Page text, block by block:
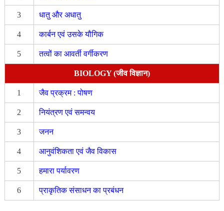
3 धातु और अधातु
4 कार्बन एवं उसके यौगिक
5 तत्वों का आवर्ती वर्गीकरण
BIOLOGY (जीव विज्ञान)
1 जैव प्रक्रम : पोषण
2 नियंत्रण एवं समन्वय
3 जनन
4 आनुवंशिकता एवं जैव विकास
5 हमारा पर्यावरण
6 प्राकृतिक संसाधन का प्रबंधन